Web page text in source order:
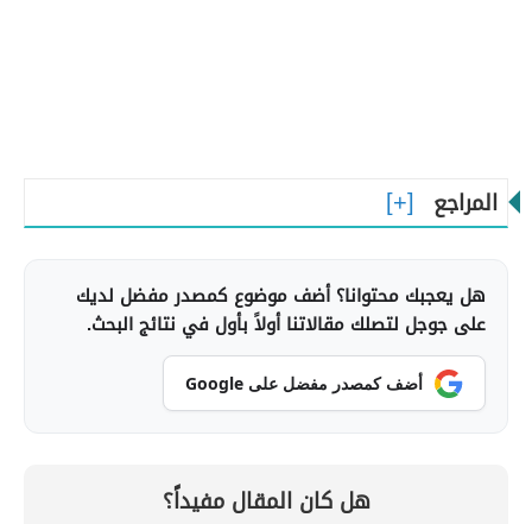
المراجع
هل يعجبك محتوانا؟ أضف موضوع كمصدر مفضل لديك
على جوجل لتصلك مقالاتنا أولاً بأول في نتائج البحث.
أضف كمصدر مفضل على Google
هل كان المقال مفيداً؟